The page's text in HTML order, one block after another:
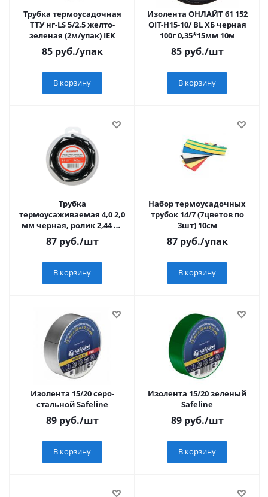
Трубка термоусадочная
ТТУ нг-LS 5/2,5 желто-
зеленая (2м/упак) IEK
85руб./упак
В корзину
Изолента ОНЛАЙТ 61 152
OIT-H15-10/ BL ХБ черная
100г 0,35*15мм 10м
85руб./шт
В корзину
Трубка
термоусаживаемая 4,0 2,0
мм черная, ролик 2,44 м,
REXANT 29-0016 REXANT
87руб./шт
В корзину
Набор термоусадочных
трубок 14/7 (7цветов по
3шт) 10см
87руб./упак
В корзину
Изолента 15/20 серо-
стальной Safeline
89руб./шт
В корзину
Изолента 15/20 зеленый
Safeline
89руб./шт
В корзину